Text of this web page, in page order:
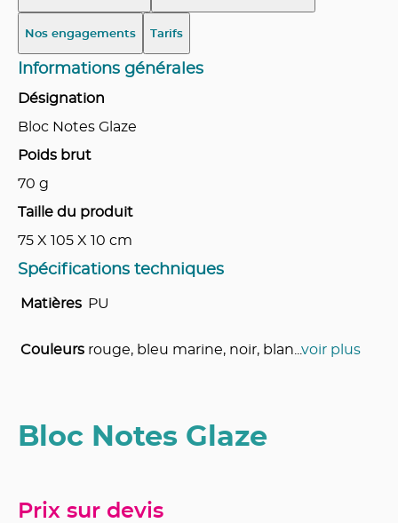
Nos engagements Tarifs
Informations générales
Désignation
Bloc Notes Glaze
Poids brut
70 g
Taille du produit
75 X 105 X 10 cm
Spécifications techniques
Matières PU
Couleurs rouge, bleu marine, noir, blan voir plus
Bloc Notes Glaze
Prix sur devis